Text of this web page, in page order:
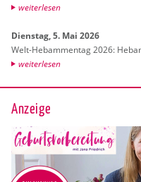
wei­ter­le­sen
Diens­tag, 5. Mai 2026
Welt-Heb­am­men­tag 2026:
wei­ter­le­sen
Anzeige